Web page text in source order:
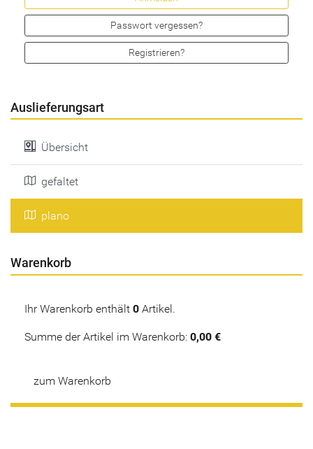
Passwort vergessen?
Registrieren?
Auslieferungsart
Übersicht
gefaltet
plano
Warenkorb
Ihr Warenkorb enthält 0 Artikel.
Summe der Artikel im Warenkorb: 0,00 €
zum Warenkorb